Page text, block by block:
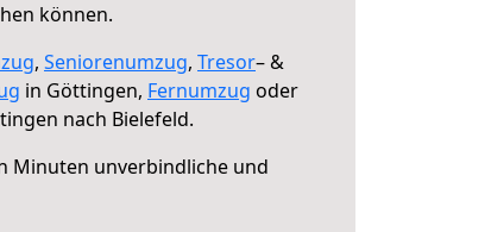
können.
, Seniorenumzug, Tresor– &
in Göttingen, Fernumzug oder
nach Bielefeld.
Minuten unverbindliche und